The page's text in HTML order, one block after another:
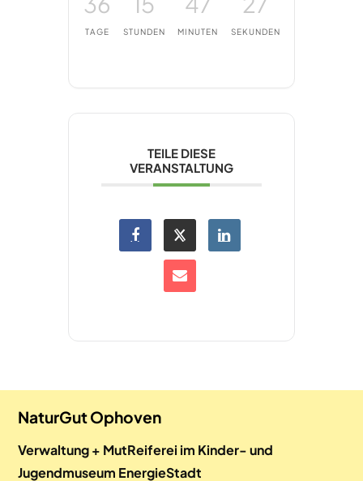
TAGE STUNDEN MINUTEN SEKUNDEN
TEILE DIESE
VERANSTALTUNG
NaturGut Ophoven
Verwaltung + MutReiferei im Kinder- und
Jugendmuseum EnergieStadt